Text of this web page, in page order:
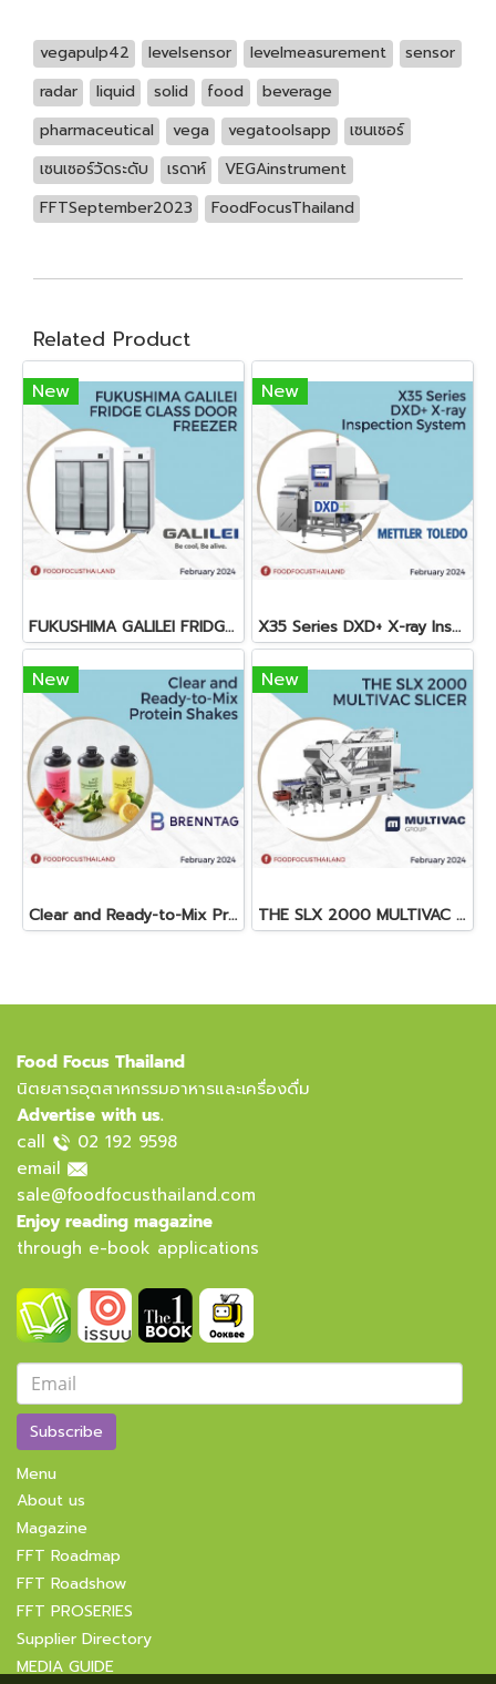
vegapulp42 levelsensor levelmeasurement
sensor
radar
liquid solid food
beverage
pharmaceutical
vega vegatoolsapp
เซนเซอร์
เซนเซอร์วัดระดับ
เรดาห์
VEGAinstrument
FFTSeptember2023
FoodFocusThailand
Related Product
New
FUKUSHIMA GALILEI FRIDGE GLASS DOOR FREEZER
New
X35 Series DXD+ X-ray Inspection System
New
Clear and Ready-to-Mix Protein Shakes
New
THE SLX 2000 MULTIVAC SLICER
Food Focus Thailand
นิตยสารอุตสาหกรรมอาหารและเครื่องดื่ม
Advertise with us.
call
02 192 9598
email
sale@foodfocusthailand.com
Enjoy reading magazine
through e-book applications
Subscribe
Menu
About us
Magazine
FFT Roadmap
FFT Roadshow
FFT PROSERIES
Supplier Directory
MEDIA GUIDE